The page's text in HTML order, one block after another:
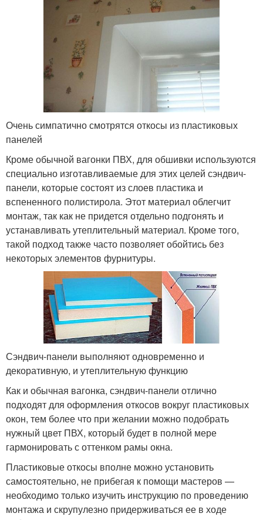
Очень симпатично смотрятся откосы из пластиковых
панелей
Кроме обычной вагонки ПВХ, для обшивки используются
специально изготавливаемые для этих целей сэндвич-
панели, которые состоят из слоев пластика и
вспененного полистирола. Этот материал облегчит
монтаж, так как не придется отдельно подгонять и
устанавливать утеплительный материал. Кроме того,
такой подход также часто позволяет обойтись без
некоторых элементов фурнитуры.
Сэндвич-панели выполняют одновременно и
декоративную, и утеплительную функцию
Как и обычная вагонка, сэндвич-панели отлично
подходят для оформления откосов вокруг пластиковых
окон, тем более что при желании можно подобрать
нужный цвет ПВХ, который будет в полной мере
гармонировать с оттенком рамы окна.
Пластиковые откосы вполне можно установить
самостоятельно, не прибегая к помощи мастеров —
необходимо только изучить инструкцию по проведению
монтажа и скрупулезно придерживаться ее в ходе